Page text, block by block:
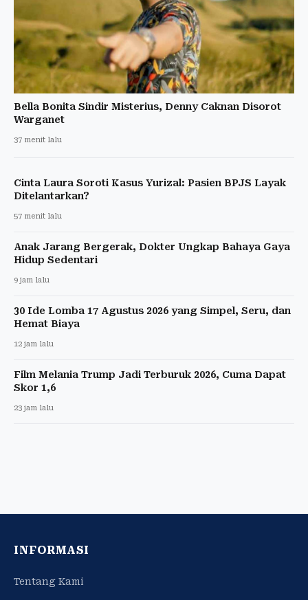
Bella Bonita Sindir Misterius, Denny Caknan Disorot
Warganet
37 menit lalu
Cinta Laura Soroti Kasus Yurizal: Pasien BPJS Layak
Ditelantarkan?
57 menit lalu
Anak Jarang Bergerak, Dokter Ungkap Bahaya Gaya
Hidup Sedentari
9 jam lalu
30 Ide Lomba 17 Agustus 2026 yang Simpel, Seru, dan
Hemat Biaya
12 jam lalu
Film Melania Trump Jadi Terburuk 2026, Cuma Dapat
Skor 1,6
23 jam lalu
INFORMASI
Tentang Kami